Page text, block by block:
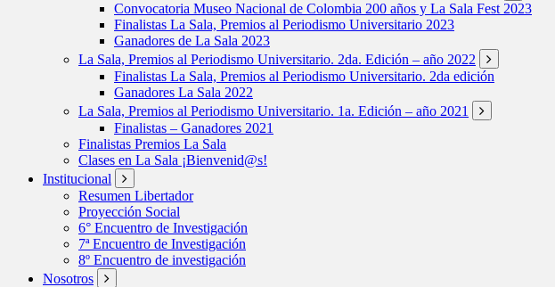
Convocatoria Museo Nacional de Colombia 200 años y La Sala Fest 2023
Finalistas La Sala, Premios al Periodismo Universitario 2023
Ganadores de La Sala 2023
La Sala, Premios al Periodismo Universitario. 2da. Edición – año 2022
Finalistas La Sala, Premios al Periodismo Universitario. 2da edición
Ganadores La Sala 2022
La Sala, Premios al Periodismo Universitario. 1a. Edición – año 2021
Finalistas – Ganadores 2021
Finalistas Premios La Sala
Clases en La Sala ¡Bienvenid@s!
Institucional
Resumen Libertador
Proyección Social
6° Encuentro de Investigación
7ª Encuentro de Investigación
8º Encuentro de investigación
Nosotros